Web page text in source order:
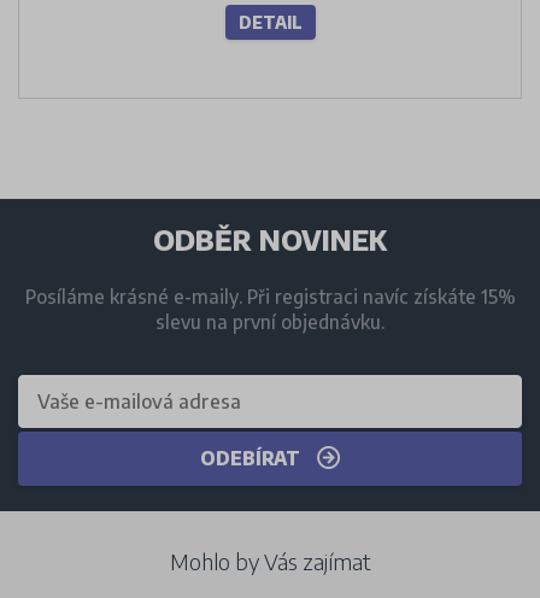
DETAIL
ODBĚR NOVINEK
Posíláme krásné e-maily. Při registraci navíc získáte 15%
slevu na první objednávku.
ODEBÍRAT
Mohlo by Vás zajímat